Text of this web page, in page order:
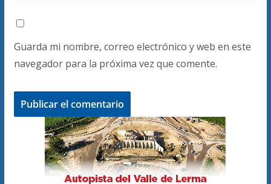
Guarda mi nombre, correo electrónico y web en este
navegador para la próxima vez que comente.